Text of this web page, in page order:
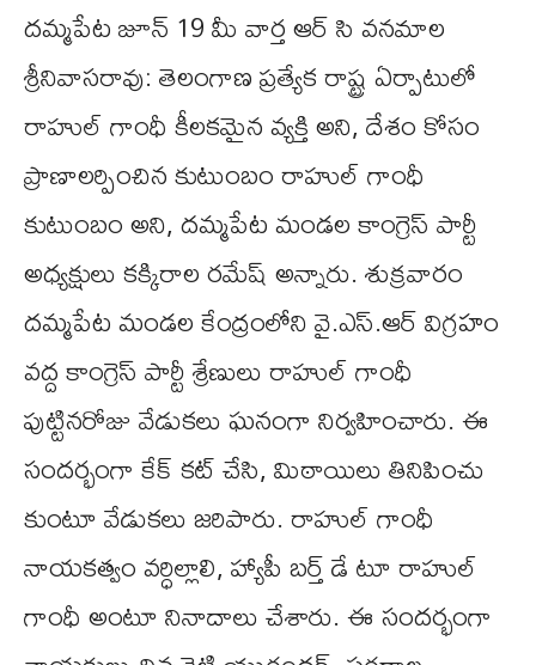
దమ్మపేట జూన్ 19 మీ వార్త ఆర్ సి వనమాల
శ్రీనివాసరావు: తెలంగాణ ప్రత్యేక రాష్ట్ర ఏర్పాటులో
రాహుల్ గాంధీ కీలకమైన వ్యక్తి అని, దేశం కోసం
ప్రాణాలర్పించిన కుటుంబం రాహుల్ గాంధీ
కుటుంబం అని, దమ్మపేట మండల కాంగ్రెస్ పార్టీ
అధ్యక్షులు కక్కిరాల రమేష్ అన్నారు. శుక్రవారం
దమ్మపేట మండల కేంద్రంలోని వై.ఎస్.ఆర్ విగ్రహం
వద్ద కాంగ్రెస్ పార్టీ శ్రేణులు రాహుల్ గాంధీ
పుట్టినరోజు వేడుకలు ఘనంగా నిర్వహించారు. ఈ
సందర్భంగా కేక్ కట్ చేసి, మిఠాయిలు తినిపించు
కుంటూ వేడుకలు జరిపారు. రాహుల్ గాంధీ
నాయకత్వం వర్ధిల్లాలి, హ్యాపీ బర్త్ డే టూ రాహుల్
గాంధీ అంటూ నినాదాలు చేశారు. ఈ సందర్భంగా